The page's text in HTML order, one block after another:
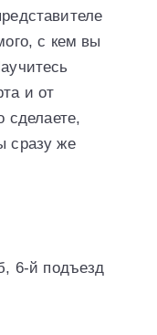
с кем вы
и от
сделаете,
сразу же
6-й подъезд